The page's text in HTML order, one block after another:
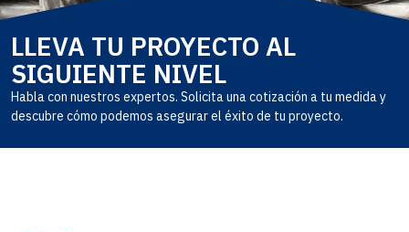
LLEVA TU PROYECTO AL
SIGUIENTE NIVEL
Habla con nuestros expertos. Solicita una cotización a tu medida y
descubre cómo podemos asegurar el éxito de tu proyecto.